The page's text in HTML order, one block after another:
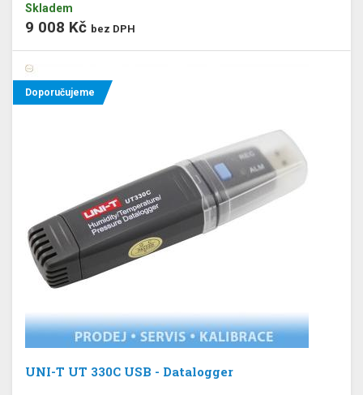
Skladem
9 008 Kč bez DPH
Doporučujeme
UNI-T UT 330C USB - Datalogger